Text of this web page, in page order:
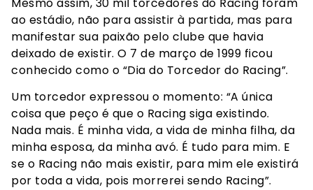
ao estádio, não para assistir à partida, mas para
manifestar sua paixão pelo clube que havia
deixado de existir. O 7 de março de 1999 ficou
conhecido como o “Dia do Torcedor do Racing”.
Um torcedor expressou o momento: “A única
coisa que peço é que o Racing siga existindo.
Nada mais. É minha vida, a vida de minha filha, da
minha esposa, da minha avó. É tudo para mim. E
se o Racing não mais existir, para mim ele existirá
por toda a vida, pois morrerei sendo Racing”.